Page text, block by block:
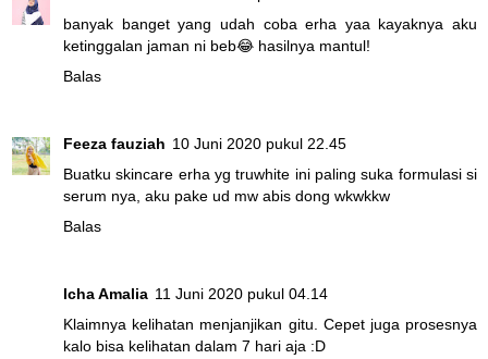
banyak banget yang udah coba erha yaa kayaknya aku
ketinggalan jaman ni beb😂 hasilnya mantul!
Balas
Feeza fauziah 10 Juni 2020 pukul 22.45
Buatku skincare erha yg truwhite ini paling suka formulasi si
serum nya, aku pake ud mw abis dong wkwkkw
Balas
Icha Amalia 11 Juni 2020 pukul 04.14
Klaimnya kelihatan menjanjikan gitu. Cepet juga prosesnya
kalo bisa kelihatan dalam 7 hari aja :D